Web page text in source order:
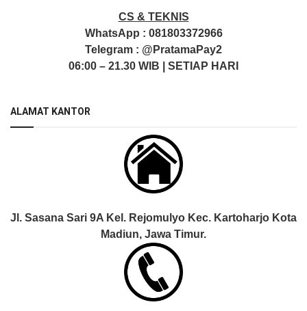
CS & TEKNIS
WhatsApp : 081803372966
Telegram : @PratamaPay2
06:00 – 21.30 WIB | SETIAP HARI
ALAMAT KANTOR
Jl. Sasana Sari 9A Kel. Rejomulyo Kec. Kartoharjo Kota
Madiun, Jawa Timur.